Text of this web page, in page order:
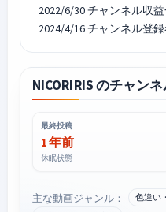
2022/6/30 チャンネル収
NICORIRIS のチャン
最終投稿
1 年前
休眠状態
主な動画ジャンル： 色違い